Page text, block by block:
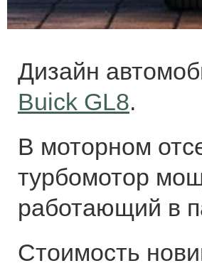
Дизайн
Buick GL8.
В моторном
турбомотор
работающий в
Стоимость